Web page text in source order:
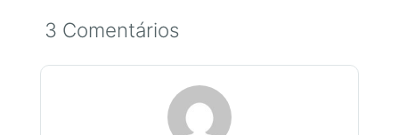
3 Comentários